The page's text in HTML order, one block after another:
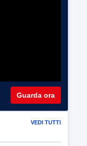
Guarda ora
VEDI TUTTI